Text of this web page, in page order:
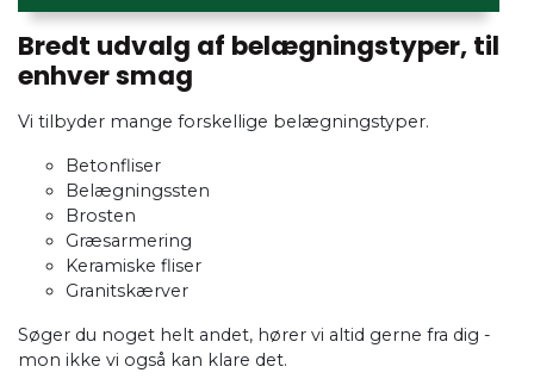
Bredt udvalg af belægningstyper, til
enhver smag
Vi tilbyder mange forskellige belægningstyper.
Betonfliser
Belægningssten
Brosten
Græsarmering
Keramiske fliser
Granitskærver
Søger du noget helt andet, hører vi altid gerne fra dig -
mon ikke vi også kan klare det.